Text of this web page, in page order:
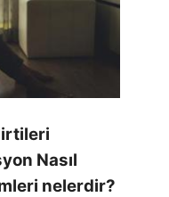
Nasıl
nelerdir?